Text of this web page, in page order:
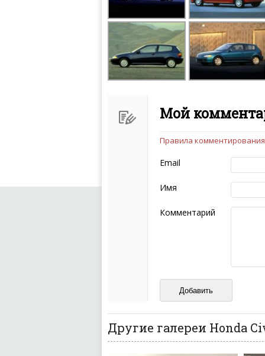
Мой
Чтобы ваш комментарий
следующих правил:
Комментарий не
эмоциональных
Не стоит
Пожалуйста, не
также призывы к
Не размещайте
И запаситесь терпением,
ваш отзыв может
Правила комментирования
Email
Имя
Комментарий
Другие галереи Honda